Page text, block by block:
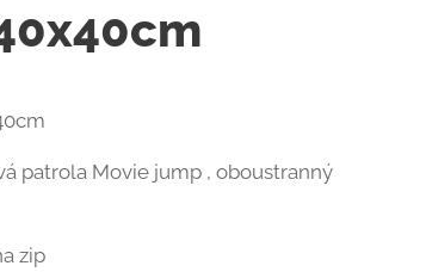
patrola Movie jump , oboustranný
zip